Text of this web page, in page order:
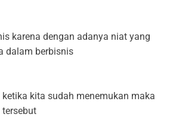
karena dengan adanya niat yang
dalam berbisnis
kita sudah menemukan maka